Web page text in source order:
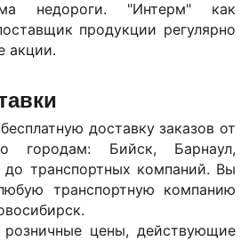
недороги. "Интерм" как
продукции регулярно
акции.
доставку заказов от
Бийск, Барнаул,
транспортных компаний. Вы
транспортную компанию
.
цены, действующие